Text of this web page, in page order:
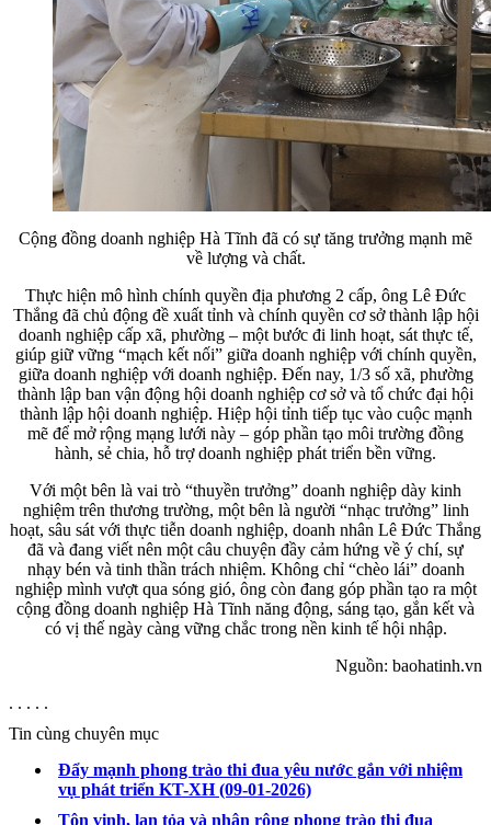
Cộng đồng doanh nghiệp Hà Tĩnh đã có sự tăng trưởng mạnh mẽ
về lượng và chất.
Thực hiện mô hình chính quyền địa phương 2 cấp, ông Lê Đức
Thắng đã chủ động đề xuất tỉnh và chính quyền cơ sở thành lập hội
doanh nghiệp cấp xã, phường – một bước đi linh hoạt, sát thực tế,
giúp giữ vững “mạch kết nối” giữa doanh nghiệp với chính quyền,
giữa doanh nghiệp với doanh nghiệp. Đến nay, 1/3 số xã, phường
thành lập ban vận động hội doanh nghiệp cơ sở và tổ chức đại hội
thành lập hội doanh nghiệp. Hiệp hội tỉnh tiếp tục vào cuộc mạnh
mẽ để mở rộng mạng lưới này – góp phần tạo môi trường đồng
hành, sẻ chia, hỗ trợ doanh nghiệp phát triển bền vững.
Với một bên là vai trò “thuyền trưởng” doanh nghiệp dày kinh
nghiệm trên thương trường, một bên là người “nhạc trưởng” linh
hoạt, sâu sát với thực tiễn doanh nghiệp, doanh nhân Lê Đức Thắng
đã và đang viết nên một câu chuyện đầy cảm hứng về ý chí, sự
nhạy bén và tinh thần trách nhiệm. Không chỉ “chèo lái” doanh
nghiệp mình vượt qua sóng gió, ông còn đang góp phần tạo ra một
cộng đồng doanh nghiệp Hà Tĩnh năng động, sáng tạo, gắn kết và
có vị thế ngày càng vững chắc trong nền kinh tế hội nhập.
Nguồn: baohatinh.vn
. . . . .
Tin cùng chuyên mục
Đẩy mạnh phong trào thi đua yêu nước gắn với nhiệm
vụ phát triển KT-XH(09-01-2026)
Tôn vinh, lan tỏa và nhân rộng phong trào thi đua